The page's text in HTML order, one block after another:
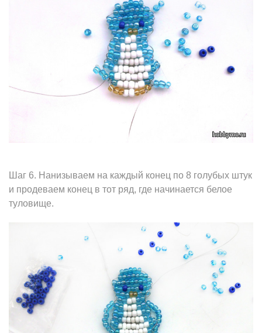
Шаг 6. Нанизываем на каждый конец по 8 голубых штук
и продеваем конец в тот ряд, где начинается белое
туловище.